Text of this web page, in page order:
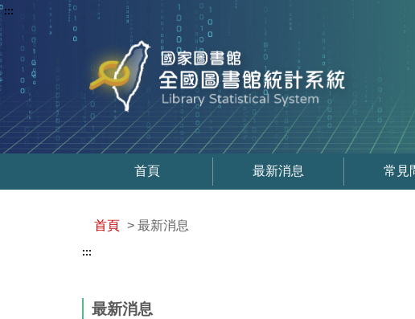
:::
首頁 最新消息 常見
首頁 > 最新消息
:::
最新消息